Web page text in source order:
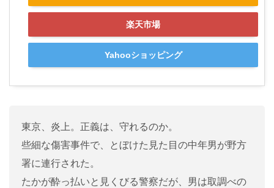
楽天市場
Yahooショッピング
東京、炎上。正義は、守れるのか。
些細な傷害事件で、とぼけた見た目の中年男が野方
署に連行された。
たかが酔っ払いと見くびる警察だが、男は取調べの